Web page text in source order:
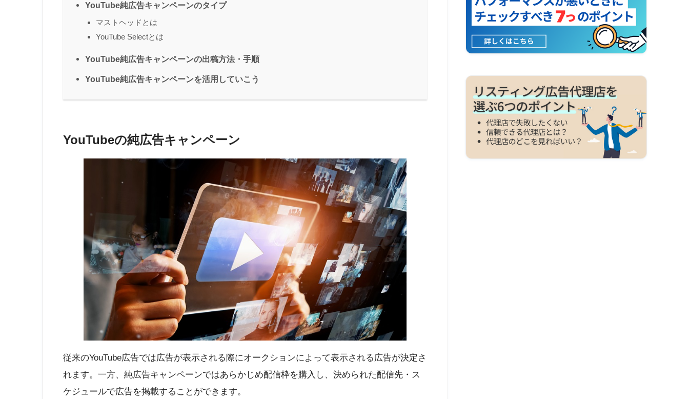
YouTube純広告キャンペーンのタイプ
マストヘッドとは
YouTube Selectとは
YouTube純広告キャンペーンの出稿方法・手順
YouTube純広告キャンペーンを活用していこう
YouTubeの純広告キャンペーン
従来のYouTube広告では広告が表示される際にオークションによって表示される広告が決定さ
れます。一方、純広告キャンペーンではあらかじめ配信枠を購入し、決められた配信先・ス
ケジュールで広告を掲載することができます。